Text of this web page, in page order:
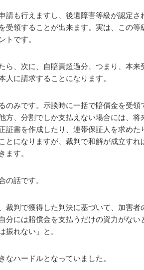
請も行えますし、後遺障害等級が認定さ
受領することが出来ます。実は、この等
トです。
ら、次に、自賠責超過分、つまり、本来
に請求することになります。
のみです。示談時に一括で賠償金を受領
方、分割でしか支払えない場合には、将
証書を作成したり、連帯保証人を求めた
とになりますが、裁判で和解が成立すれ
ます。
の話です。
裁判で獲得した判決に基づいて、加害者
分には賠償金を支払うだけの資力がない
振れない」と。
なハードルとなっていました。